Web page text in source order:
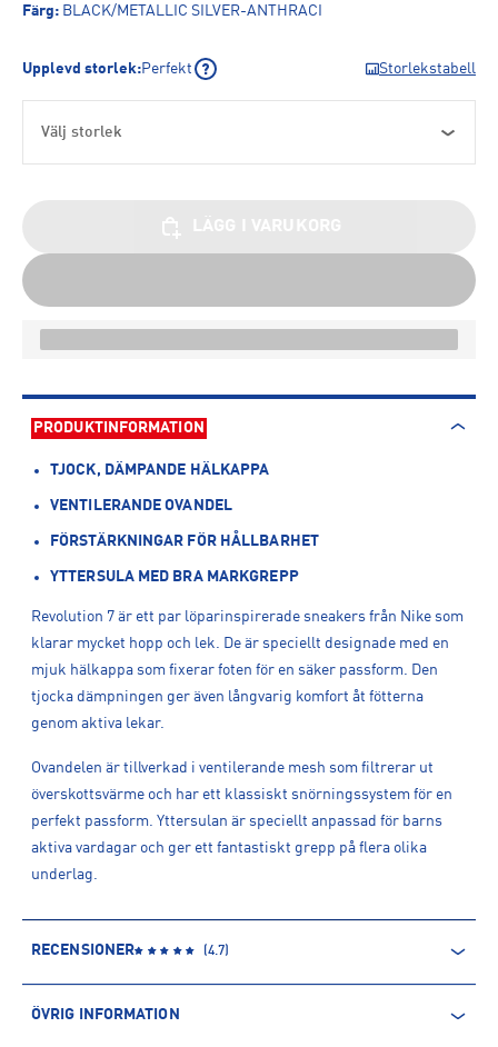
Färg: BLACK/METALLIC SILVER-ANTHRACI
Upplevd storlek:Perfekt Storlekstabell
Välj storlek
PRODUKTINFORMATION
TJOCK, DÄMPANDE HÄLKAPPA
VENTILERANDE OVANDEL
FÖRSTÄRKNINGAR FÖR HÅLLBARHET
YTTERSULA MED BRA MARKGREPP
Revolution 7 är ett par löparinspirerade sneakers från Nike som
klarar mycket hopp och lek. De är speciellt designade med en
mjuk hälkappa som fixerar foten för en säker passform. Den
tjocka dämpningen ger även långvarig komfort åt fötterna
genom aktiva lekar.
Ovandelen är tillverkad i ventilerande mesh som filtrerar ut
överskottsvärme och har ett klassiskt snörningssystem för en
perfekt passform. Yttersulan är speciellt anpassad för barns
aktiva vardagar och ger ett fantastiskt grepp på flera olika
underlag.
RECENSIONER (4.7)
ÖVRIG INFORMATION